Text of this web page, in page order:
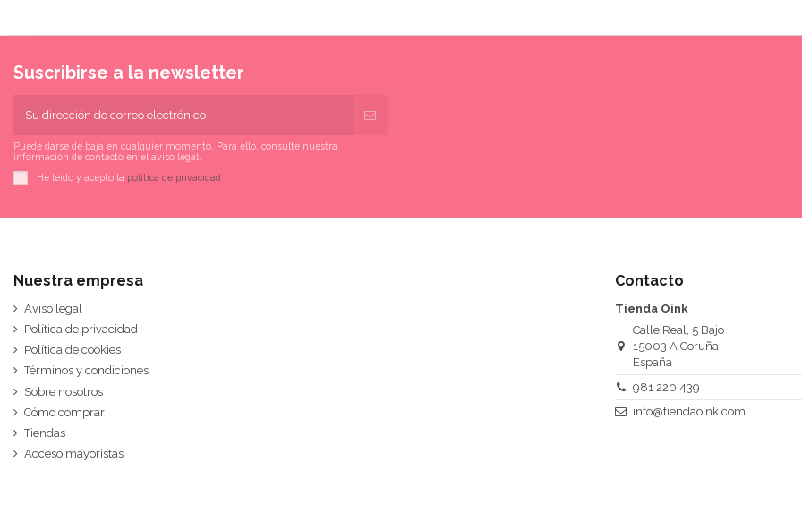
Suscribirse a la newsletter
Puede darse de baja en cualquier momento. Para ello, consulte nuestra
información de contacto en el aviso legal.
He leído y acepto la política de privacidad
Nuestra empresa
Aviso legal
Política de privacidad
Política de cookies
Términos y condiciones
Sobre nosotros
Cómo comprar
Tiendas
Acceso mayoristas
Contacto
Tienda Oink
Calle Real, 5 Bajo
15003 A Coruña
España
981 220 439
info@tiendaoink.com